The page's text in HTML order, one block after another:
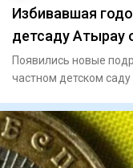
Избивавшая
детсаду Атырау
Появились новые
частном детском